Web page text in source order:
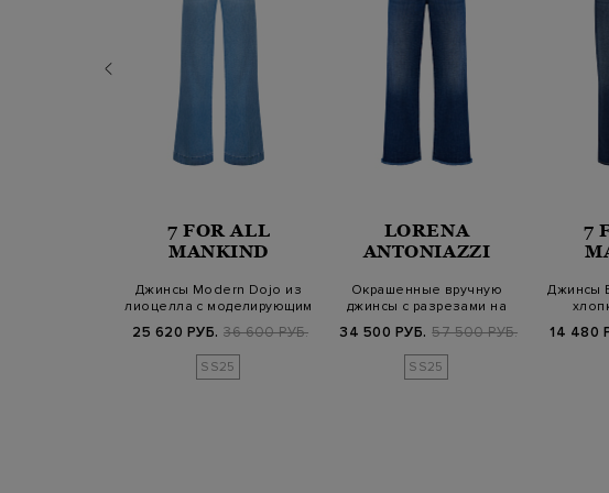
7 FOR ALL
MANKIND
Джинсы Modern Dojo из
лиоцелла с моделирующим
25 620 РУБ. 36 600 РУБ.
SS25
LORENA
ANTONIAZZI
Окрашенные вручную
джинсы с разрезами на
34 500 РУБ. 57 500 РУБ.
SS25
7
Джинсы
14 480